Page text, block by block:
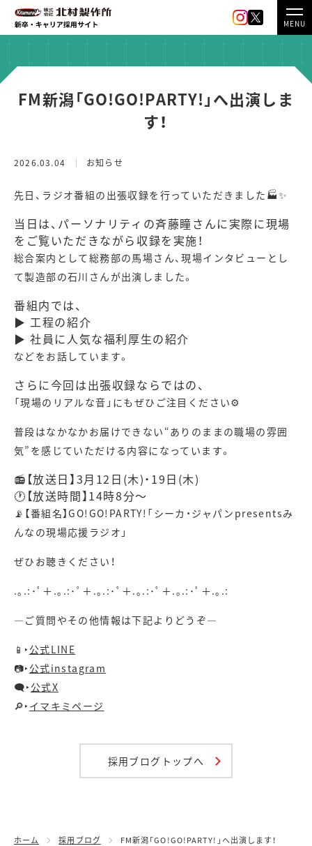
MENU
FM新潟「GO!GO!PARTY!」へ出演しま
す！
2026.03.04 お知らせ
先日、ラジオ番組の出張収録を行っていただきました🏭✨
当日は、パーソナリティの斉藤瞳さんに実際に現場
をご覧いただきながら収録を実施！
総合案内として総務部の馬場さん、現場インタビューとし
て製造部の石川さんが出演しました。
番組内では、
▶ 工程の紹介
▶ 社員に人気な福利厚生の紹介
などをお話しています。
さらに今回は出張収録ならではの、
「現場のリアルな音」にもぜひご注目ください⚙️
普段はなかなかお届けできない“ありのままの職場の雰囲
気”を感じていただける内容になっています。
📻【放送日】3月12日(木)・19日(木)
🕐【放送時間】14時8分～
📡【番組名】GO!GO!PARTY!「シーカ・ジャパンpresentsみ
んなの現場応援ラジオ」
ぜひお聴きください！
.｡.:･ﾟ＋.｡.:･ﾟ＋.｡.:･ﾟ＋.｡.:･ﾟ＋.｡.:･ﾟ＋.｡.:
—ご質問やその他情報は下記よりどうぞ—
📱‣公式LINE
📷‣公式instagram
🗨️‣公式X
🔎‣イマキミページ
採用ブログトップへ
ホーム 採用ブログ FM新潟「GO!GO!PARTY!」へ出演します！